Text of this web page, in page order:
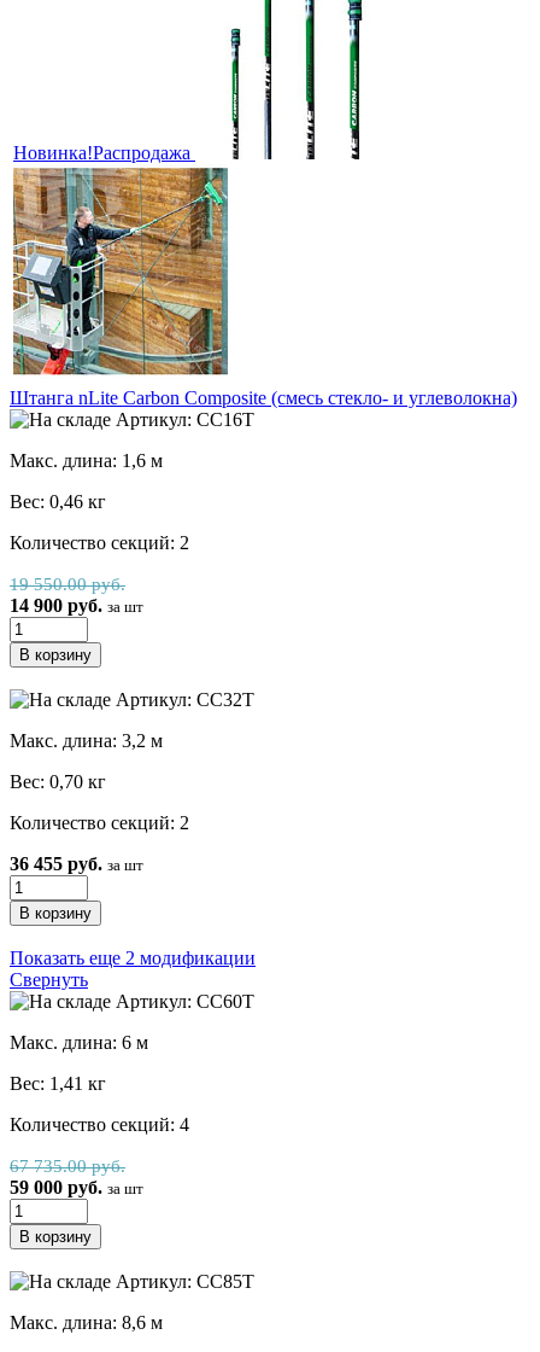
Новинка!Распродажа
Штанга nLite Carbon Composite (смесь стекло- и углеволокна)
Артикул: CC16T
Макс. длина: 1,6 м
Вес: 0,46 кг
Количество секций: 2
19 550.00 руб.
14 900 руб. за шт
Артикул: CC32T
Макс. длина: 3,2 м
Вес: 0,70 кг
Количество секций: 2
36 455 руб. за шт
Показать еще 2 модификации
Свернуть
Артикул: СС60Т
Макс. длина: 6 м
Вес: 1,41 кг
Количество секций: 4
67 735.00 руб.
59 000 руб. за шт
Артикул: СС85Т
Макс. длина: 8,6 м